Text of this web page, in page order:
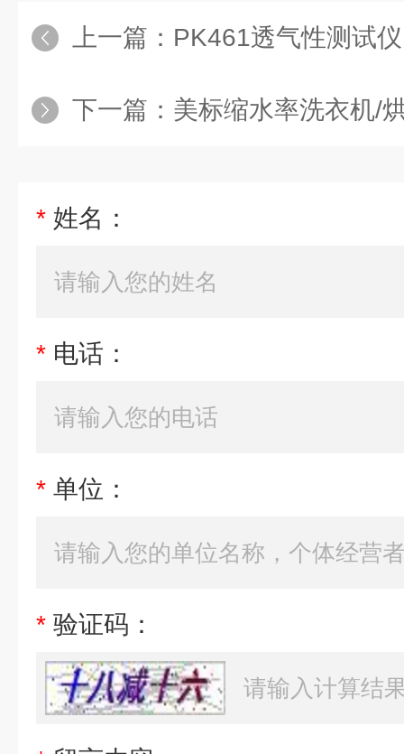
上一篇： PK461透气性测试仪
下一篇： 美标缩水率洗衣机/
* 姓名：
* 电话：
* 单位：
* 验证码：